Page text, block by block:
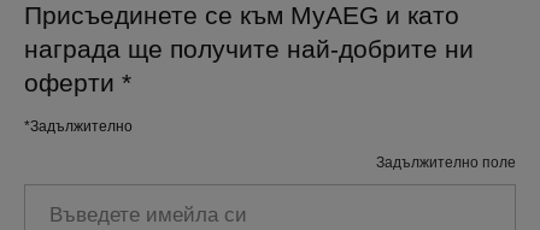
Присъединете се към MyAEG и като
награда ще получите най-добрите ни
оферти *
*Задължително
Задължително поле